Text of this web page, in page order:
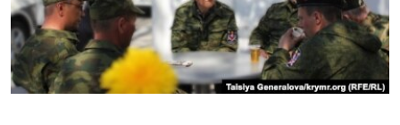
ПОБЕДИТЕЛЕЙ НЕ СУДЯТ?
КРЫМ.НЕПОКОРЕННЫЙ
ELIFBE
ПРИСОЕДИНЯЙТЕСЬ!